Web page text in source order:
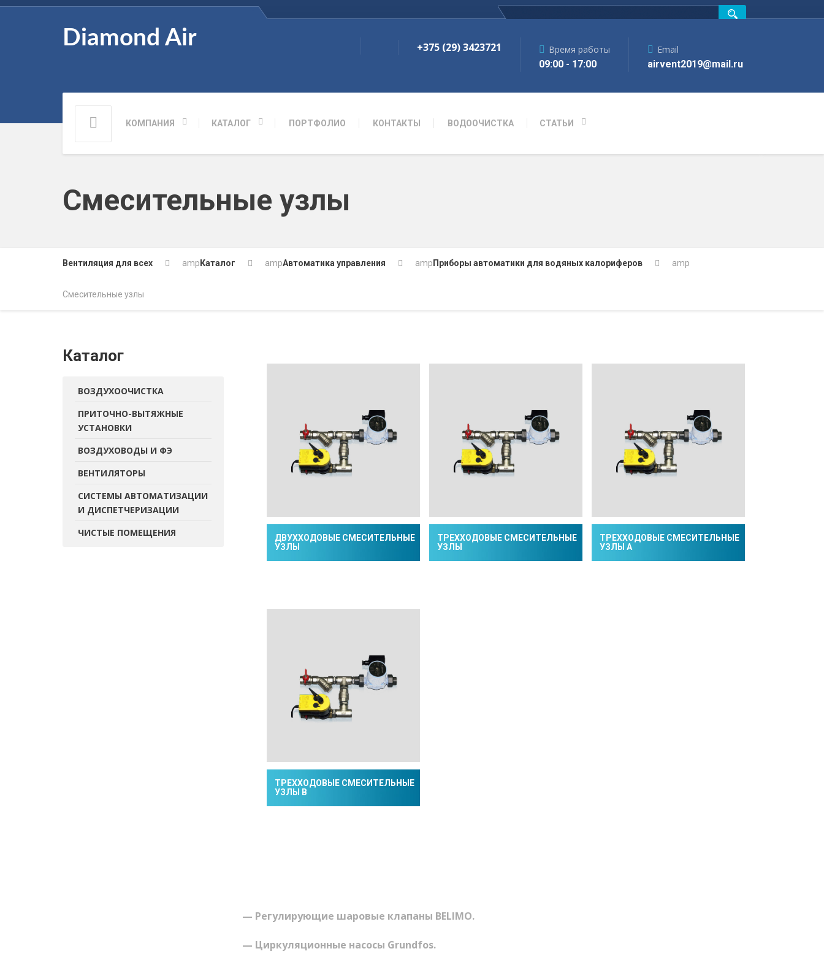
Diamond Air
КОМПАНИЯ КАТАЛОГ ПОРТФОЛИО КОНТАКТЫ ВОДООЧИСТКА СТАТЬИ
+375 (29) 3423721
Время работы
09:00 - 17:00
Email
airvent2019@mail.ru
Смесительные узлы
Вентиляция для всех amp Каталог ampАвтоматика управления amp Приборы автоматики для водяных калориферов amp
Смесительные узлы
ДВУХХОДОВЫЕ СМЕСИТЕЛЬНЫЕ
УЗЛЫ
ТРЕХХОДОВЫЕ СМЕСИТЕЛЬНЫЕ
УЗЛЫ
ТРЕХХОДОВЫЕ СМЕСИТЕЛЬНЫЕ
УЗЛЫ A
ТРЕХХОДОВЫЕ СМЕСИТЕЛЬНЫЕ
УЗЛЫ B
— Регулирующие шаровые клапаны BELIMO.
— Циркуляционные насосы Grundfos.
Каталог
ВОЗДУХООЧИСТКА
ПРИТОЧНО-ВЫТЯЖНЫЕ
УСТАНОВКИ
ВОЗДУХОВОДЫ И ФЭ
ВЕНТИЛЯТОРЫ
СИСТЕМЫ АВТОМАТИЗАЦИИ
И ДИСПЕТЧЕРИЗАЦИИ
ЧИСТЫЕ ПОМЕЩЕНИЯ